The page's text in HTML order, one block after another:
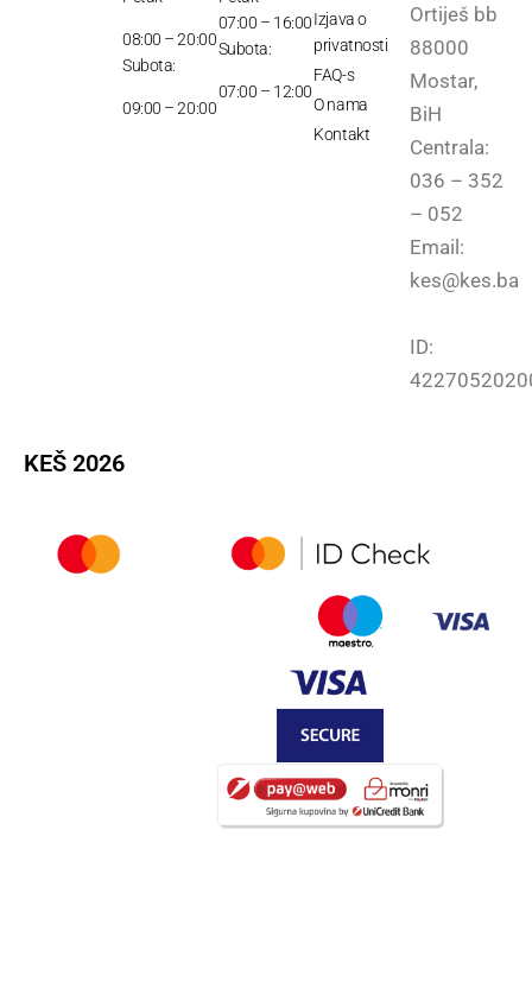
08:00 – 20:00
Subota:
09:00 – 20:00
07:00 – 16:00
Subota:
07:00 – 12:00
Izjava o
privatnosti
FAQ-s
O nama
Kontakt
Ortiješ bb
88000
Mostar,
BiH
Centrala:
036 – 352
– 052
Email:
kes@kes.ba
ID:
KEŠ 2026